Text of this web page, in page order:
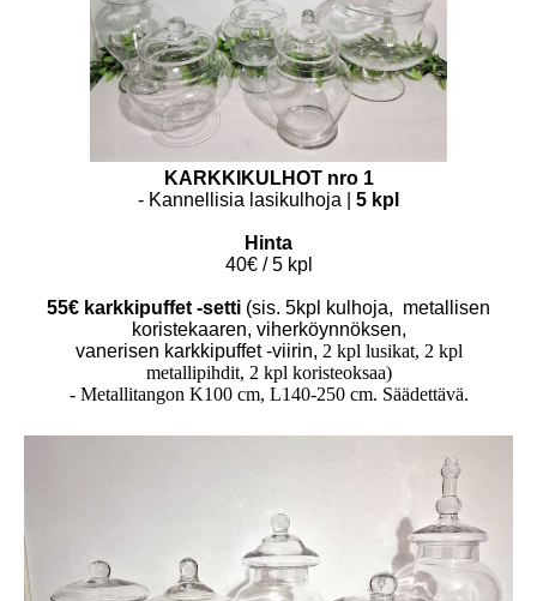
KARKKIKULHOT nro 1
- Kannellisia lasikulhoja | 5 kpl
Hinta
40€ / 5 kpl
55€ karkkipuffet -setti (sis. 5kpl kulhoja, metallisen
koristekaaren, viherköynnöksen,
vanerisen karkkipuffet -viirin, 2 kpl lusikat, 2 kpl
metallipihdit, 2 kpl koristeoksaa)
- Metallitangon K100 cm, L140-250 cm. Säädettävä.